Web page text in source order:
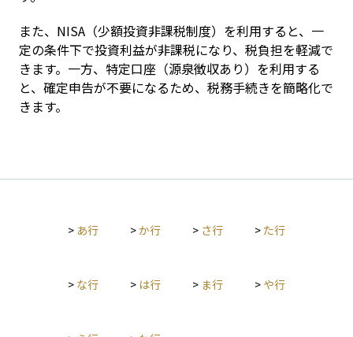
また、NISA（少額投資非課税制度）を利用すると、一
定の条件下で投資利益が非課税になり、税負担を軽減で
きます。一方、特定口座（源泉徴収あり）を利用する
と、確定申告が不要になるため、税務手続きを簡略化で
きます。
> あ行 >か行 > さ行 > た行
> な行 > は行 > ま行 > や行